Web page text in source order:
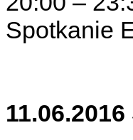
Spotkanie